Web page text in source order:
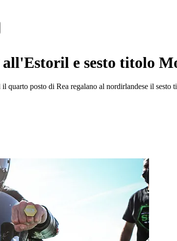
e sesto titolo
posto di Rea regalano al nordirlandese il sesto